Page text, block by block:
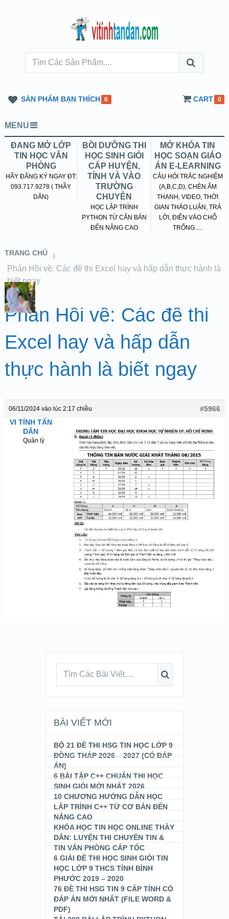
SẢN PHẨM BẠN THÍCH 0 CART 0
MENU
ĐANG MỞ LỚP
TIN HỌC VĂN
PHÒNG
HÃY ĐĂNG KÝ NGAY ĐT:
093.717.9278 ( THẦY
DÂN)
BỒI DƯỠNG THI
HỌC SINH GIỎI
CẤP HUYỆN,
TỈNH VÀ VÀO
TRƯỜNG
CHUYÊN
HỌC LẬP TRÌNH
PYTHON TỪ CĂN BẢN
ĐẾN NÂNG CAO
MỞ KHÓA TIN
HỌC SOẠN GIÁO
ÁN E-LEARNING
CÂU HỎI TRẮC NGHIỆM
(A,B,C,D), CHÈN ÂM
THANH, VIDEO, THỜI
GIAN THẢO LUẬN, TRẢ
LỜI, ĐIỀN VÀO CHỖ
TRỐNG.....
TRANG CHỦ
Phản Hồi về: Các đề thi Excel hay và hấp dẫn thực hành là
biết ngay
Phản Hồi về: Các đề thi
Excel hay và hấp dẫn
thực hành là biết ngay
06/11/2024 vào lúc 2:17 chiều
#5966
VI TÍNH TẤN
DÂN
Quản lý
BÀI VIẾT MỚI
BỘ 21 ĐỀ THI HSG TIN HỌC LỚP 9
ĐỒNG THÁP 2026 – 2027 (CÓ ĐÁP
ÁN)
6 BÀI TẬP C++ CHUẨN THI HỌC
SINH GIỎI MỚI NHẤT 2026
10 CHƯƠNG HƯỚNG DẪN HỌC
LẬP TRÌNH C++ TỪ CƠ BẢN ĐẾN
NÂNG CAO
KHÓA HỌC TIN HỌC ONLINE THẦY
DÂN: LUYỆN THI CHUYÊN TIN &
TIN VĂN PHÒNG CẤP TỐC
6 GIẢI ĐỀ THI HỌC SINH GIỎI TIN
HỌC LỚP 9 THCS TỈNH BÌNH
PHƯỚC 2019 – 2020
76 ĐỀ THI HSG TIN 9 CẤP TỈNH CÓ
ĐÁP ÁN MỚI NHẤT (FILE WORD &
PDF)